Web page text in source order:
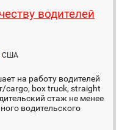
водителей
США
на работу водителей
cargo, box truck, straight
стаж не менее
водительского